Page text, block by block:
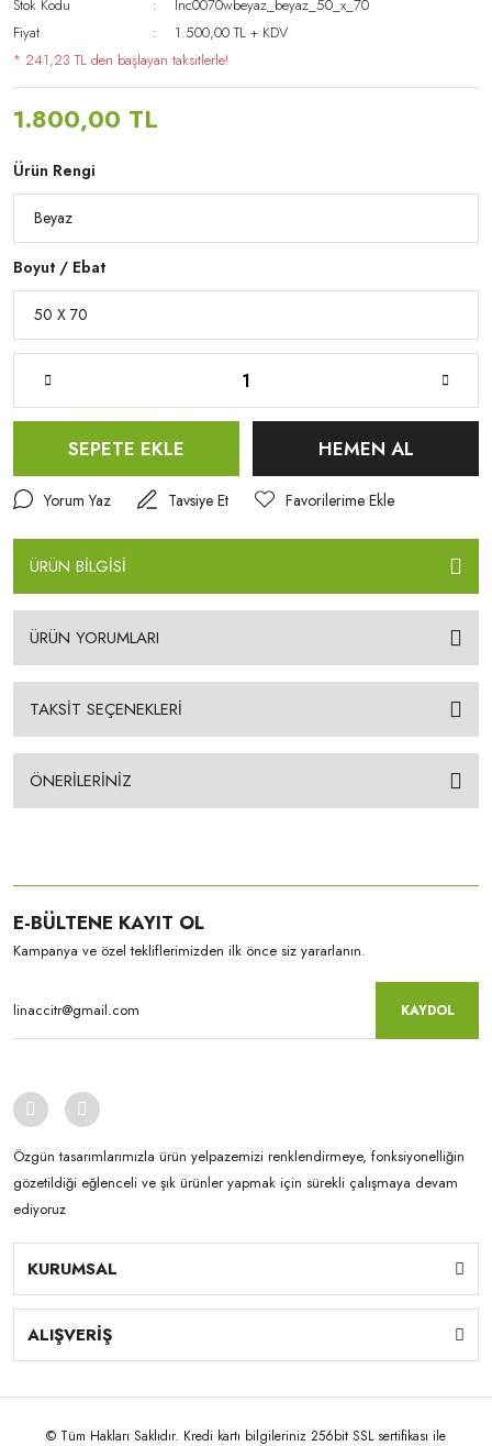
Stok Kodu
lnc0070wbeyaz_beyaz_50_x_70
Fiyat
1.500,00 TL + KDV
* 241,23 TL den başlayan taksitlerle!
1.800,00 TL
Ürün Rengi
Boyut / Ebat
SEPETE EKLE HEMEN AL
Yorum Yaz Tavsiye Et
ÜRÜN BİLGİSİ
ÜRÜN YORUMLARI
TAKSİT SEÇENEKLERİ
ÖNERİLERİNİZ
E-BÜLTENE KAYIT OL
Kampanya ve özel tekliflerimizden ilk önce siz yararlanın.
KAYDOL
Özgün tasarımlarımızla ürün yelpazemizi renklendirmeye, fonksiyonelliğin
gözetildiği eğlenceli ve şık ürünler yapmak için sürekli çalışmaya devam
ediyoruz
KURUMSAL
ALIŞVERİŞ
© Tüm Hakları Saklıdır. Kredi kartı bilgileriniz 256bit SSL sertifikası ile